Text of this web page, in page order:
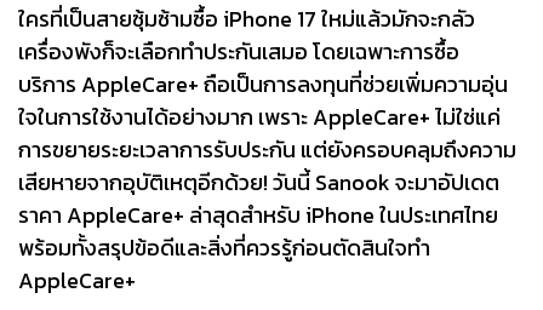
ใครที่เป็นสายซุ้มซ้ามซื้อ iPhone 17 ใหม่แล้วมักจะกลัว
เครื่องพังก็จะเลือกทำประกันเสมอ โดยเฉพาะการซื้อ
บริการ AppleCare+ ถือเป็นการลงทุนที่ช่วยเพิ่มความอุ่น
ใจในการใช้งานได้อย่างมาก เพราะ AppleCare+ ไม่ใช่แค่
การขยายระยะเวลาการรับประกัน แต่ยังครอบคลุมถึงความ
เสียหายจากอุบัติเหตุอีกด้วย! วันนี้ Sanook จะมาอัปเดต
ราคา AppleCare+ ล่าสุดสำหรับ iPhone ในประเทศไทย
พร้อมทั้งสรุปข้อดีและสิ่งที่ควรรู้ก่อนตัดสินใจทำ
AppleCare+